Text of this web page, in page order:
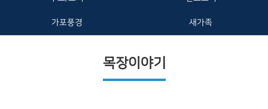
가포풍경 새가족
목장이야기